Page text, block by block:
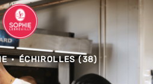
· ÉCHIROLLES (38)